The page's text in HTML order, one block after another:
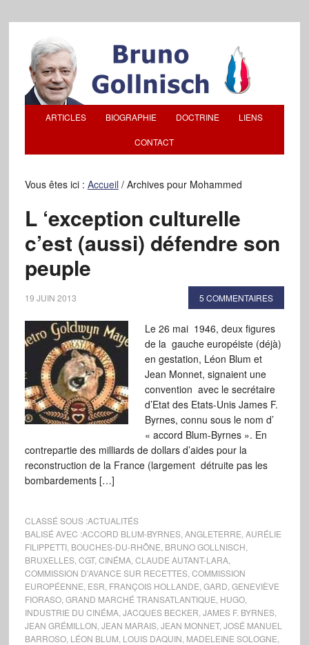
ARTICLES BIOGRAPHIE DOCTRINE LIENS
CONTACT
Vous êtes ici : Accueil /Archives pour Mohammed
L ‘exception culturelle
c’est (aussi) défendre son
peuple
19 JUIN 2013 5 COMMENTAIRES
Le 26 mai 1946, deux figures
de la gauche européiste (déjà)
en gestation, Léon Blum et
Jean Monnet, signaient une
convention avec le secrétaire
d’Etat des Etats-Unis James F.
Byrnes, connu sous le nom d’
« accord Blum-Byrnes ». En
contrepartie des milliards de dollars d’aides pour la
reconstruction de la France (largement détruite pas les
bombardements […]
CLASSÉ SOUS :ACTUALITÉS
BALISÉ AVEC :ACCORD BLUM-BYRNES, ANGLETERRE AURÉLIE
FILIPPETTI, BOUCHES-DU-RHÔNE BRUNO GOLLNISCH
BRUXELLES, CGT, CINÉMA, CLAUDE AUTANT-LARA,
COMMISSION D’AVANCE SUR RECETTES, COMMISSION
EUROPÉENNE ESR FRANÇOIS HOLLANDE GARD GENEVIÈVE
FIORASO, GRAND MARCHÉ TRANSATLANTIQUE HUGO,
INDUSTRIE DU CINÉMA, JACQUES BECKER JAMES F. BYRNES,
JEAN GRÉMILLON JEAN MARAIS, JEAN MONNET, JOSÉ MANUEL
BARROSO, LÉON BLUM LOUIS DAQUIN MADELEINE SOLOGNE